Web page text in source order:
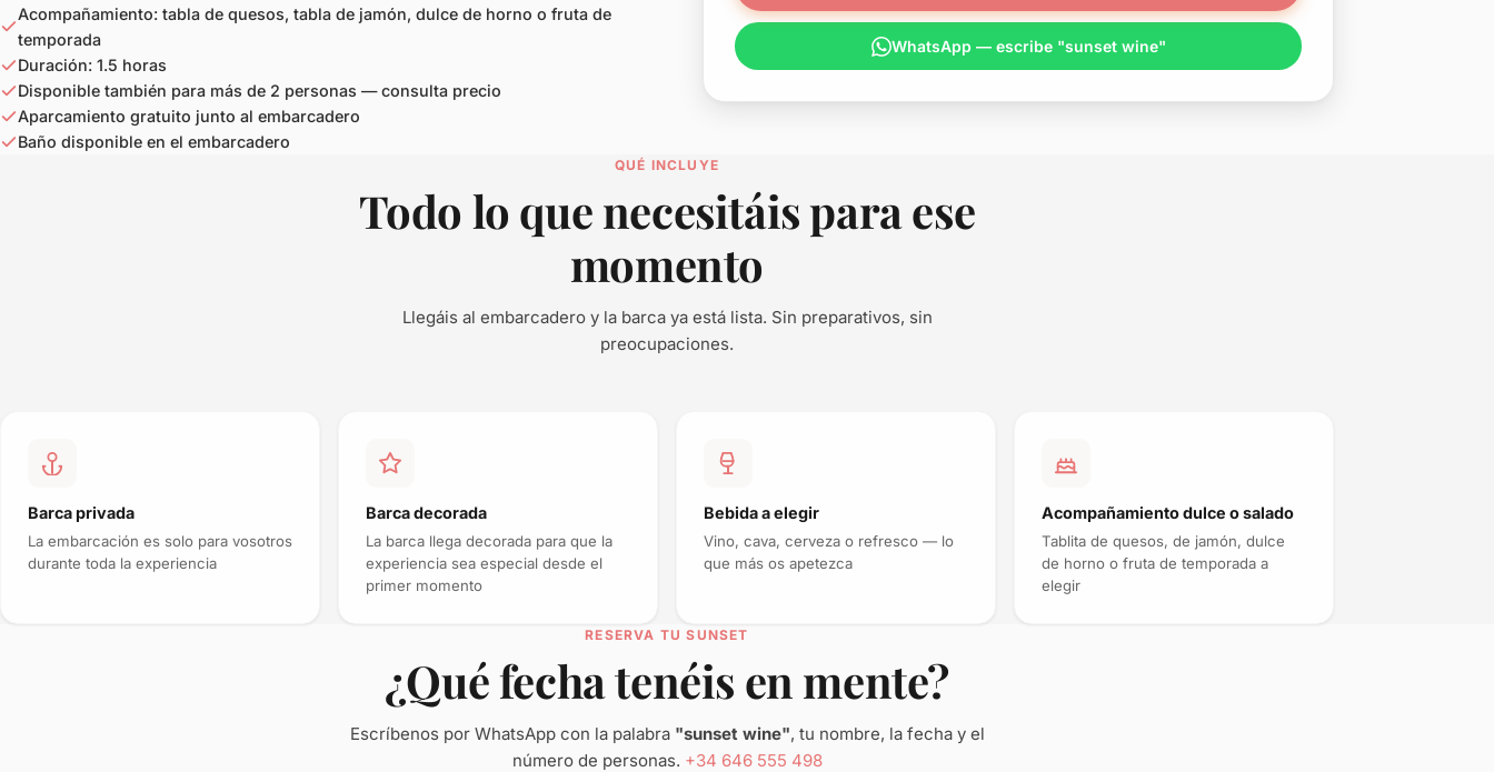
Acompañamiento: tabla de quesos, tabla de jamón, dulce de horno o fruta de
temporada
Duración: 1.5 horas
Disponible también para más de 2 personas — consulta precio
Aparcamiento gratuito junto al embarcadero
Baño disponible en el embarcadero
WhatsApp — escribe "sunset wine"
QUÉ INCLUYE
Todo lo que necesitáis para ese
momento
Llegáis al embarcadero y la barca ya está lista. Sin preparativos, sin
preocupaciones.
Barca privada
La embarcación es solo para vosotros
durante toda la experiencia
Barca decorada
La barca llega decorada para que la
experiencia sea especial desde el
primer momento
Bebida a elegir
Vino, cava, cerveza o refresco — lo
que más os apetezca
Acompañamiento dulce o salado
Tablita de quesos, de jamón, dulce
de horno o fruta de temporada a
elegir
RESERVA TU SUNSET
¿Qué fecha tenéis en mente?
Escríbenos por WhatsApp con la palabra "sunset wine", tu nombre, la fecha y el
número de personas. +34 646 555 498